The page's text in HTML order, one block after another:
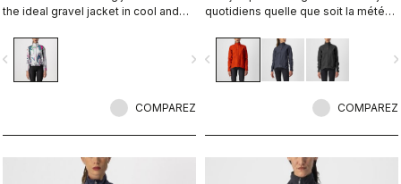
the ideal gravel jacket in cool and
Perfetto RoS Long Sleeve jacket but
with a graphic that we think works
well both on and off-road.
navigate_next
COMPAREZ
quotidiens quelle que soit la météo,
éléments et pourra être portée par
dessus votre tenue de bureau.
Intégralement réfléchissante la nuit,
éléments réfléchissants de jour.
navigate_before
COMPAREZ